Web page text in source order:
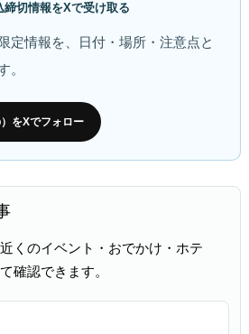
切情報をXで受け取る
定情報を、日付・場所・注意点と
。
をXでフォロー
くのイベント・おでかけ・ホテ
確認できます。